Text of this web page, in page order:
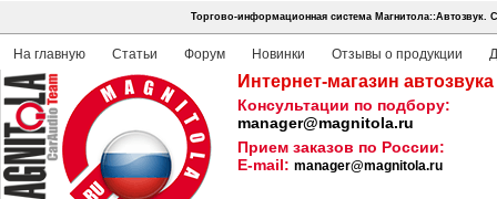
Торгово-информационная система Магнитола::Автозвук.
На главную Статьи Форум Новинки Отзывы о продукции
Интернет-магазин
Консультации по подбору:
manager@magnitola.ru
Прием заказов по России:
E-mail: manager@magnitola.ru